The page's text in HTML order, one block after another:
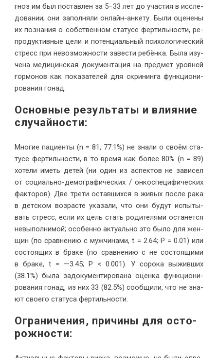
гноз им был по­став­лен за 5–33 лет до уча­стия в ис­сле­
до­ва­нии; они за­пол­ня­ли он­лайн-ан­ке­ту. Бы­ли оце­не­ны
их по­зна­ния о соб­ствен­ном ста­ту­се фер­тиль­но­сти, ре­
про­дук­тив­ные це­ли и по­тен­ци­аль­ный пси­хо­ло­ги­че­ский
стресс при невоз­мож­но­сти за­ве­сти ре­бён­ка. Бы­ла изу­
че­на ме­ди­цин­ская до­ку­мен­та­ция на пред­мет уров­ней
гор­мо­нов как по­ка­за­те­лей для скри­нин­га функ­ци­о­ни­
ро­ва­ния гонад.
Ос­нов­ные ре­зуль­та­ты и вли­я­ние
слу­чай­ности:
Мно­гие па­ци­ен­ты (n = 81, 77.1%) не зна­ли о сво­ём ста­
ту­се фер­тиль­но­сти, в то вре­мя как бо­лее 80% (n = 89)
хо­те­ли иметь де­тей (ни один из ас­пек­тов не за­ви­сел
от со­ци­аль­но-де­мо­гра­фи­че­ских / он­ко­спе­ци­фи­че­ских
фак­то­ров). Две тре­ти остав­ших­ся в жи­вых по­сле ра­ка
в дет­ском воз­расте ука­за­ли, что они бу­дут ис­пы­ты­
вать стресс, ес­ли их цель стать ро­ди­те­ля­ми оста­нет­ся
невы­пол­ни­мой; осо­бен­но ак­ту­аль­но это бы­ло для жен­
щин (по срав­не­нию с муж­чи­на­ми, t = 2.64; P = 0.01) или
со­сто­я­щих в бра­ке (по срав­не­нию с не со­сто­я­щи­ми
в бра­ке, t = —3.45; P < 0.001). У со­ро­ка вы­жив­ших
(38.1%) бы­ла за­до­ку­мен­ти­ро­ва­на оцен­ка функ­ци­о­ни­
ро­ва­ния го­над, из них 33 (82.5%) со­об­щи­ли, что не зна­
ют сво­е­го ста­ту­са фер­тиль­ности.
Огра­ни­че­ния, при­чи­ны для осто­
рож­ности: